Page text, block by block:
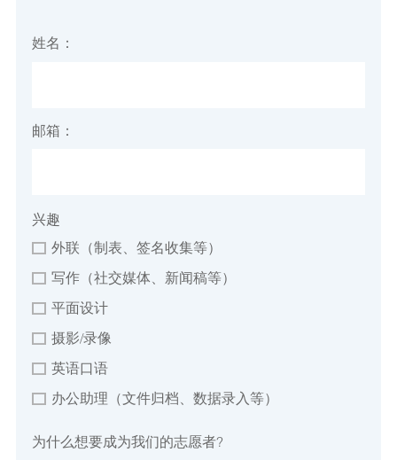
姓名：
邮箱：
兴趣
外联（制表、签名收集等）
写作（社交媒体、新闻稿等）
平面设计
摄影/录像
英语口语
办公助理（文件归档、数据录入等）
为什么想要成为我们的志愿者?